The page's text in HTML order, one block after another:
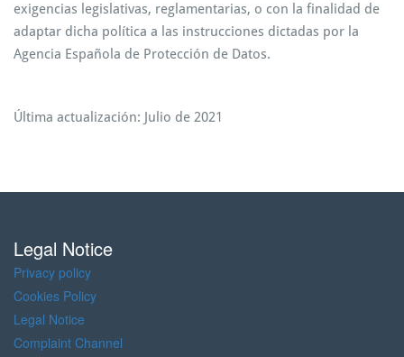
exigencias legislativas, reglamentarias, o con la finalidad de
adaptar dicha política a las instrucciones dictadas por la
Agencia Española de Protección de Datos.
Última actualización: Julio de 2021
Legal Notice
Privacy policy
Cookies Policy
Legal Notice
Complaint Channel